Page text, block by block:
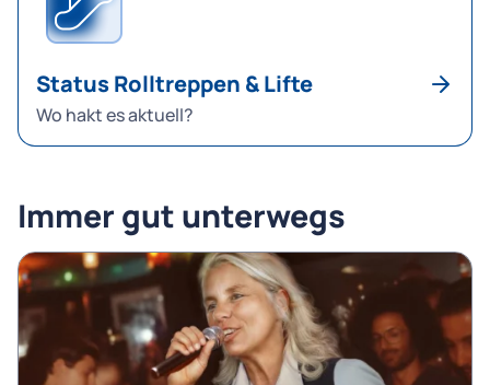
Status Rolltreppen & Lifte
Wo hakt es aktuell?
Immer gut unterwegs